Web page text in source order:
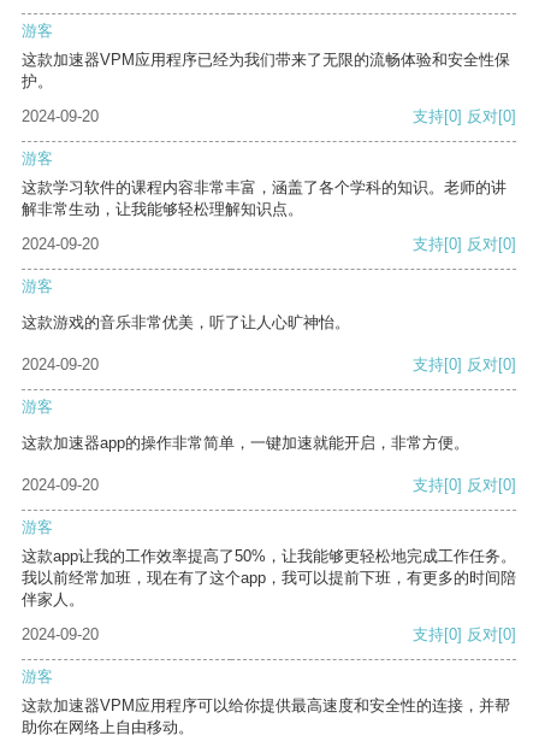
游客
这款加速器VPM应用程序已经为我们带来了无限的流畅体验和安全性保
护。
2024-09-20
支持[0] 反对[0]
游客
这款学习软件的课程内容非常丰富，涵盖了各个学科的知识。老师的讲
解非常生动，让我能够轻松理解知识点。
2024-09-20
支持[0] 反对[0]
游客
这款游戏的音乐非常优美，听了让人心旷神怡。
2024-09-20 支持[0] 反对[0]
游客
这款加速器app的操作非常简单，一键加速就能开启，非常方便。
2024-09-20 支持[0] 反对[0]
游客
这款app让我的工作效率提高了50%，让我能够更轻松地完成工作任务。
我以前经常加班，现在有了这个app，我可以提前下班，有更多的时间陪
伴家人。
2024-09-20
支持[0] 反对[0]
游客
这款加速器VPM应用程序可以给你提供最高速度和安全性的连接，并帮
助你在网络上自由移动。